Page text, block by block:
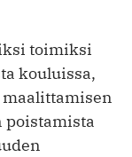
toimiksi
kouluissa,